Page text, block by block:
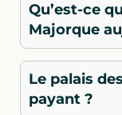
Qu’est-ce
Majorque
Le palais
payant ?